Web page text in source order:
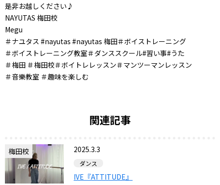
是非お越しください♪
NAYUTAS 梅田校
Megu
＃ナユタス #nayutas #nayutas 梅田＃ボイストレーニング
＃ボイストレーニング教室＃ダンススクール#習い事#うた
＃梅田 ＃梅田校＃ボイトレレッスン＃マンツーマンレッスン
＃音樂教室 ＃趣味を楽しむ
関連記事
梅田校 2025.3.3
ダンス
IVE『ATTITUDE』